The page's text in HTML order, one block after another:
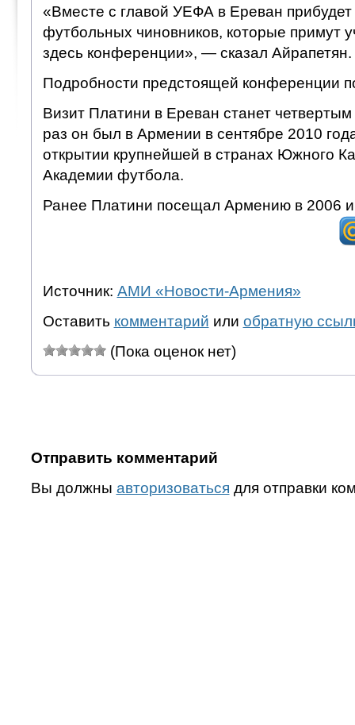
«Вместе с главой УЕФА в Ереван прибудет
футбольных чиновников, которые примут
здесь конференции», — сказал Айрапетян.
Подробности предстоящей конференции
Визит Платини в Ереван станет
раз он был в Армении в сентябре 2010
открытии крупнейшей в странах Южного
Академии футбола.
Ранее Платини посещал Армению в 2006 и
Источник: АМИ «Новости-Армения»
Оставить комментарий или обратную
(Пока оценок нет)
Отправить комментарий
Вы должны авторизоваться для отправки